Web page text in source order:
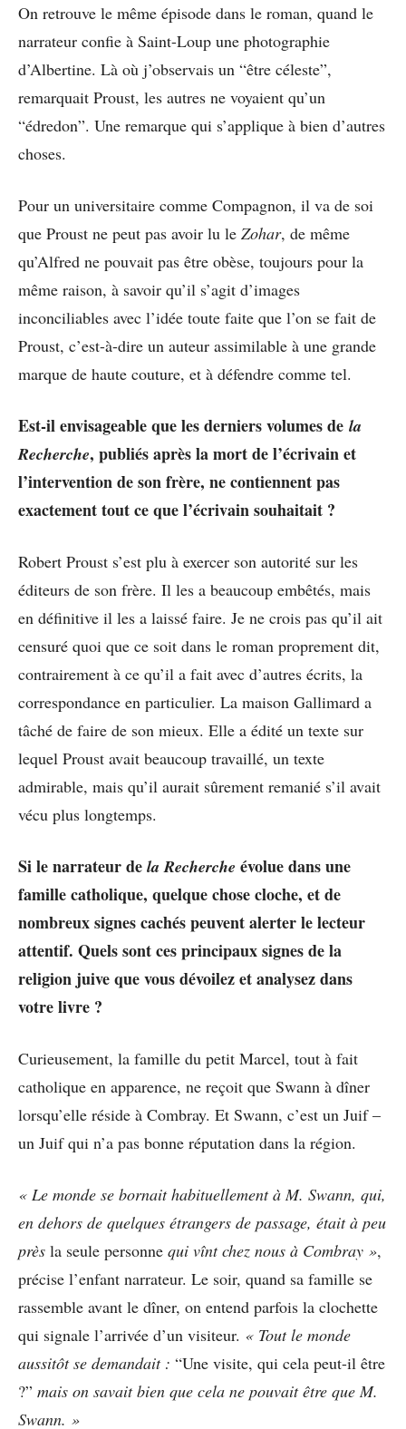
On retrouve le même épisode dans le roman, quand le
narrateur confie à Saint-Loup une photographie
d’Albertine. Là où j’observais un “être céleste”,
remarquait Proust, les autres ne voyaient qu’un
“édredon”. Une remarque qui s’applique à bien d’autres
choses.
Pour un universitaire comme Compagnon, il va de soi
que Proust ne peut pas avoir lu le Zohar, de même
qu’Alfred ne pouvait pas être obèse, toujours pour la
même raison, à savoir qu’il s’agit d’images
inconciliables avec l’idée toute faite que l’on se fait de
Proust, c’est-à-dire un auteur assimilable à une grande
marque de haute couture, et à défendre comme tel.
Est-il envisageable que les derniers volumes de la
Recherche, publiés après la mort de l’écrivain et
l’intervention de son frère, ne contiennent pas
exactement tout ce que l’écrivain souhaitait ?
Robert Proust s’est plu à exercer son autorité sur les
éditeurs de son frère. Il les a beaucoup embêtés, mais
en définitive il les a laissé faire. Je ne crois pas qu’il ait
censuré quoi que ce soit dans le roman proprement dit,
contrairement à ce qu’il a fait avec d’autres écrits, la
correspondance en particulier. La maison Gallimard a
tâché de faire de son mieux. Elle a édité un texte sur
lequel Proust avait beaucoup travaillé, un texte
admirable, mais qu’il aurait sûrement remanié s’il avait
vécu plus longtemps.
Si le narrateur de la Recherche évolue dans une
famille catholique, quelque chose cloche, et de
nombreux signes cachés peuvent alerter le lecteur
attentif. Quels sont ces principaux signes de la
religion juive que vous dévoilez et analysez dans
votre livre ?
Curieusement, la famille du petit Marcel, tout à fait
catholique en apparence, ne reçoit que Swann à dîner
lorsqu’elle réside à Combray. Et Swann, c’est un Juif –
un Juif qui n’a pas bonne réputation dans la région.
« Le monde se bornait habituellement à M. Swann, qui,
en dehors de quelques étrangers de passage, était à peu
près la seule personne qui vînt chez nous à Combray »,
précise l’enfant narrateur. Le soir, quand sa famille se
rassemble avant le dîner, on entend parfois la clochette
qui signale l’arrivée d’un visiteur. « Tout le monde
aussitôt se demandait : “Une visite, qui cela peut-il être
?” mais on savait bien que cela ne pouvait être que M.
Swann. »